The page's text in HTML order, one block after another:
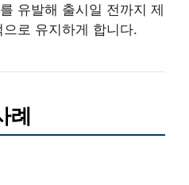
유발해 출시일 전까지 제
로 유지하게 합니다.
례